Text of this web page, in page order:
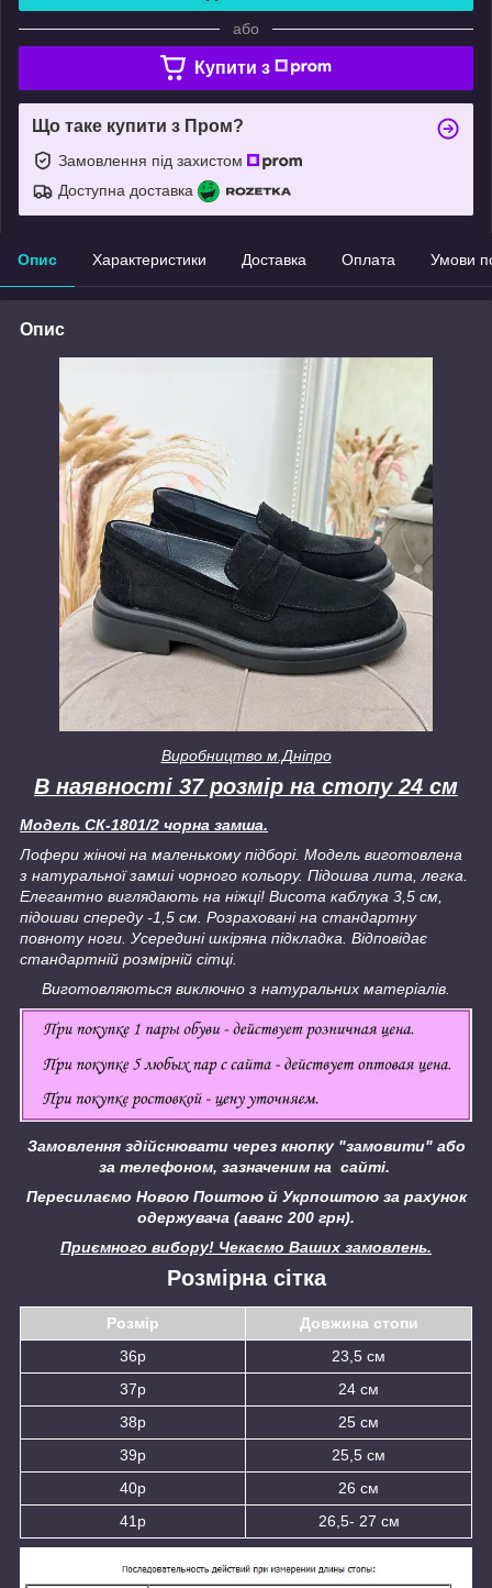
або
Купити з
Що таке купити з Пром?
Замовлення під захистом
Доступна доставка
Опис Характеристики Доставка Оплата Умови
Опис
Виробництво м.Дніпро
В наявності 37 розмір на стопу 24 см
Модель СК-1801/2 чорна замша.
Лофери жіночі на маленькому підборі. Модель виготовлена
з натуральної замші чорного кольору. Підошва лита, легка.
Елегантно виглядають на ніжці! Висота каблука 3,5 см,
підошви спереду -1,5 см. Розраховані на стандартну
повноту ноги. Усередині шкіряна підкладка. Відповідає
стандартній розмірній сітці.
Виготовляються виключно з натуральних матеріалів.
Замовлення здійснювати через кнопку "замовити" або
за телефоном, зазначеним на сайті.
Пересилаємо Новою Поштою й Укрпоштою за рахунок
одержувача (аванс 200 грн).
Приємного вибору! Чекаємо Ваших замовлень.
Розмірна сітка
Розмір
Довжина стопи
36р
23,5 см
37р
24 см
38р
25 см
39р
25,5 см
40р
26 см
41р
26,5- 27 см